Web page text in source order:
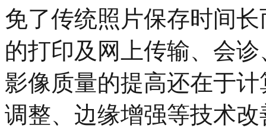
免了传统照片保存时间
的打印及网上传输、会
影像质量的提高还在于
调整、边缘增强等技术